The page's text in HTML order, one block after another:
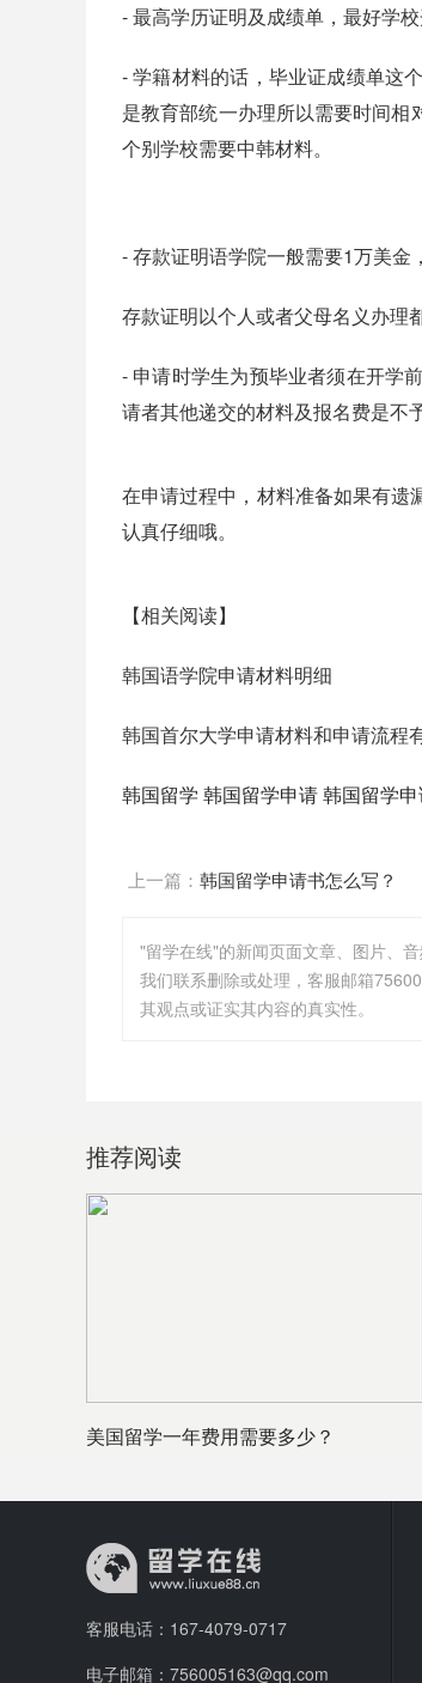
- 最高学历证明及成绩单，最好学校
- 学籍材料的话，毕业证成绩单这
是教育部统一办理所以需要时间相
个别学校需要中韩材料。
- 存款证明语学院一般需要1万美金
存款证明以个人或者父母名义办理
- 申请时学生为预毕业者须在开学
请者其他递交的材料及报名费是不
在申请过程中，材料准备如果有遗
认真仔细哦。
【相关阅读】
韩国语学院申请材料明细
韩国首尔大学申请材料和申请流程
韩国留学 韩国留学申请韩国留学
上一篇： 韩国留学申请书怎么写？
"留学在线"的新闻页面文章、图片、
其观点或证实其内容的真实性。
推荐阅读
美国留学一年费用需要多少？
客服电话：167-4079-0717
电子邮箱：756005163@qq.com